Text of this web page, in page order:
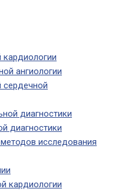
кардиологии
ангиологии
сердечной
диагностики
диагностики
исследования
кардиологии